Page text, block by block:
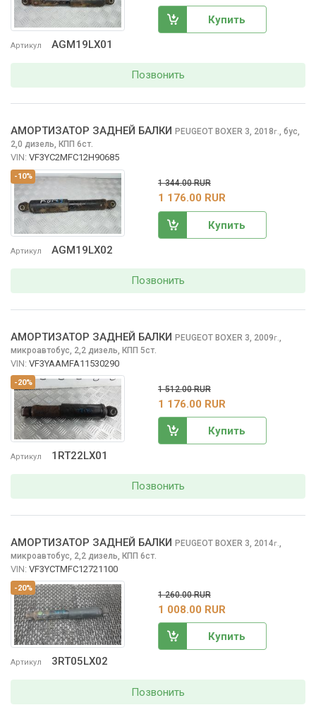
Артикул AGM19LX01
Купить
Позвонить
-10%
Артикул AGM19LX02
АМОРТИЗАТОР ЗАДНЕЙ БАЛКИ PEUGEOT BOXER 3, 2018г., бус,
2,0 дизель, КПП 6ст.
VIN: VF3YC2MFC12H90685
1 344.00 RUR
1 176.00 RUR
Купить
Позвонить
-20%
Артикул 1RT22LX01
АМОРТИЗАТОР ЗАДНЕЙ БАЛКИ PEUGEOT BOXER 3, 2009г.
микроавтобус, 2,2 дизель, КПП 5ст.
VIN: VF3YAAMFA11530290
1 512.00 RUR
1 176.00 RUR
Купить
Позвонить
-20%
Артикул 3RT05LX02
АМОРТИЗАТОР ЗАДНЕЙ БАЛКИ PEUGEOT BOXER 3, 2014г.
микроавтобус, 2,2 дизель, КПП 6ст.
VIN: VF3YCTMFC12721100
1 260.00 RUR
1 008.00 RUR
Купить
Позвонить